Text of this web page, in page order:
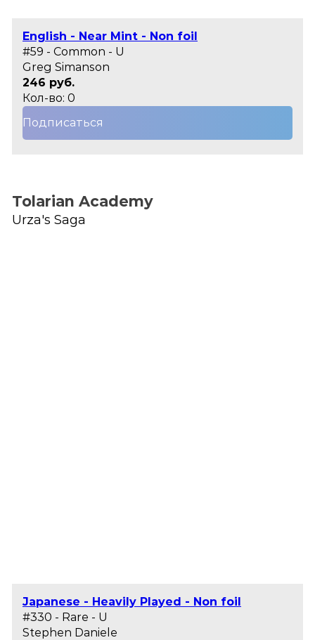
English - Near Mint - Non foil
#59 - Common - U
Greg Simanson
246 руб.
Кол-во: 0
Подписаться
Tolarian Academy
Urza's Saga
Japanese - Heavily Played - Non foil
#330 - Rare - U
Stephen Daniele